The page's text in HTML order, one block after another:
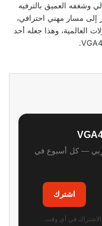
وشغفه العميق بالترفيه
مسار مهني احترافي،
العالمية، وهذا جعله أحد
— كل أسبوع في
اشترك
في أي وقت.